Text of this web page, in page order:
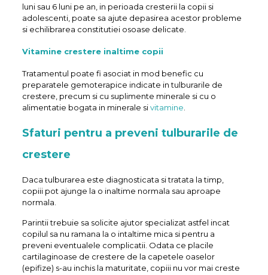
luni sau 6 luni pe an, in perioada cresterii la copii si
adolescenti, poate sa ajute depasirea acestor probleme
si echilibrarea constitutiei osoase delicate.
Vitamine crestere inaltime copii
Tratamentul poate fi asociat in mod benefic cu
preparatele gemoterapice indicate in tulburarile de
crestere, precum si cu suplimente minerale si cu o
alimentatie bogata in minerale sivitamine
Sfaturi pentru a preveni tulburarile de
crestere
Daca tulburarea este diagnosticata si tratata la timp,
copiii pot ajunge la o inaltime normala sau aproape
normala.
Parintii trebuie sa solicite ajutor specializat astfel incat
copilul sa nu ramana la o intaltime mica si pentru a
preveni eventualele complicatii. Odata ce placile
cartilaginoase de crestere de la capetele oaselor
(epifize) s-au inchis la maturitate, copiii nu vor mai creste